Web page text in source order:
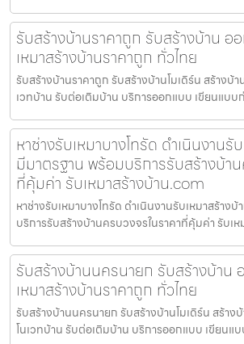
รับสร้างบ้านราคาถูก รับสร้างบ้าน อ
เหมาสร้างบ้านราคาถูก ทั่วไทย
รับสร้างบ้านราคาถูก รับสร้างบ้านโมเดิร์น สร้างบ้า
เวทบ้าน รับต่อเติมบ้าน บริการออกแบบ เขียนแบบ
หาช่างรับเหมาบางโทรัด ดำเนินงานรั
มีมาตรฐาน พร้อมบริการรับสร้างบ้า
ที่คุ้มค่า รับเหมาสร้างบ้าน.com
หาช่างรับเหมาบางโทรัด ดำเนินงานรับเหมาสร้าง
บริการรับสร้างบ้านครบวงจรในราคาที่คุ้มค่า รับเห
รับสร้างบ้านนครนายก รับสร้างบ้าน
เหมาสร้างบ้านราคาถูก ทั่วไทย
รับสร้างบ้านนครนายก รับสร้างบ้านโมเดิร์น สร้าง
โนเวทบ้าน รับต่อเติมบ้าน บริการออกแบบ เขียนแ